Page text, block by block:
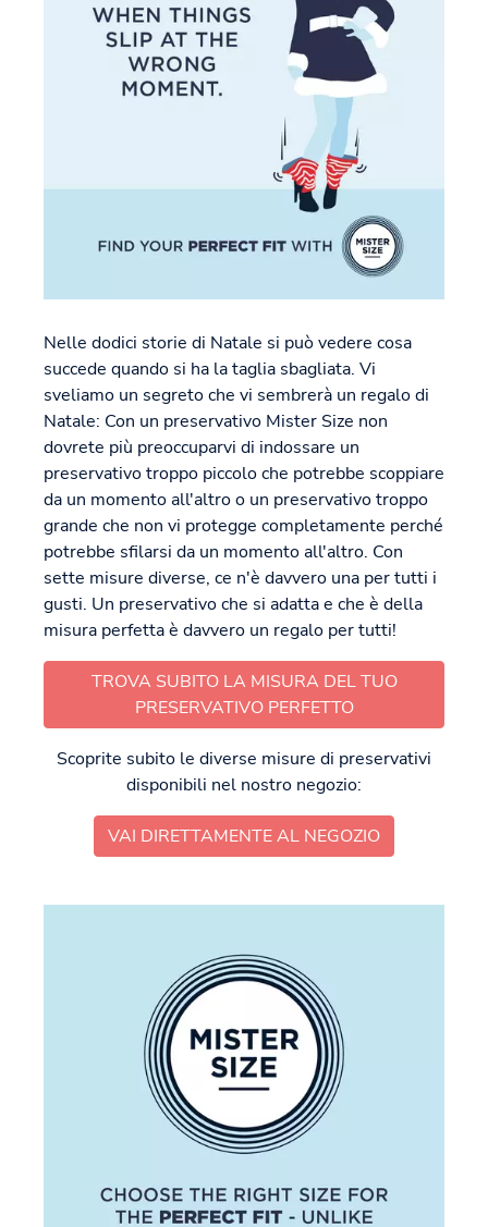
Nelle dodici storie di Natale si può vedere cosa
succede quando si ha la taglia sbagliata. Vi
sveliamo un segreto che vi sembrerà un regalo di
Natale: Con un preservativo Mister Size non
dovrete più preoccuparvi di indossare un
preservativo troppo piccolo che potrebbe scoppiare
da un momento all'altro o un preservativo troppo
grande che non vi protegge completamente perché
potrebbe sfilarsi da un momento all'altro. Con
sette misure diverse, ce n'è davvero una per tutti i
gusti. Un preservativo che si adatta e che è della
misura perfetta è davvero un regalo per tutti!
TROVA SUBITO LA MISURA DEL TUO
PRESERVATIVO PERFETTO
Scoprite subito le diverse misure di preservativi
disponibili nel nostro negozio:
VAI DIRETTAMENTE AL NEGOZIO